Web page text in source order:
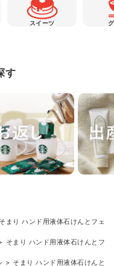
スイーツ
す
そまり ハンド用液体石けんとフェ
そまり ハンド用液体石けんとフ
そまり ハンド用液体石けんと